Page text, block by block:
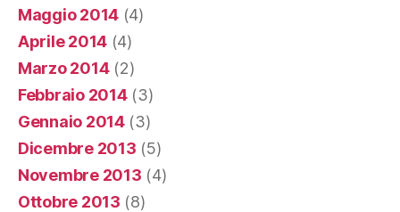
Maggio 2014 (4)
Aprile 2014 (4)
Marzo 2014(2)
Febbraio 2014(3)
Gennaio 2014(3)
Dicembre 2013 (5)
Novembre 2013 (4)
Ottobre 2013 (8)